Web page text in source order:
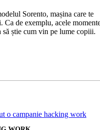
Sorento, mașina care te
de exemplu, acele
știe cum vin pe lume copiii.